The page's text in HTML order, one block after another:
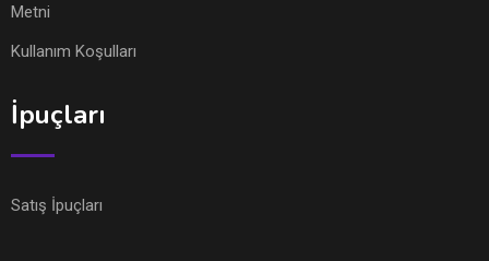
Metni
Kullanım Koşulları
İpuçları
Satış İpuçları